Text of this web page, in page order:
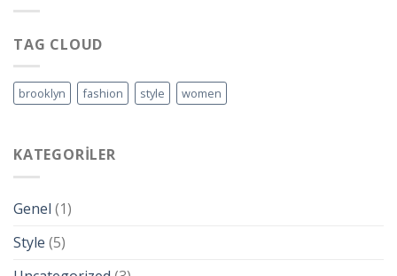
TAG CLOUD
brooklyn fashion style women
KATEGORILER
Genel (1)
Style (5)